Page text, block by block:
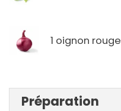
1 oignon rouge
Préparation